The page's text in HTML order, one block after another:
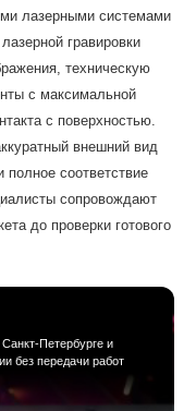
лазерными системами
гравировки
техническую
с максимальной
с поверхностью.
внешний вид
полное соответствие
сопровождают
до проверки готового
Санкт-Петербурге и
без передачи работ